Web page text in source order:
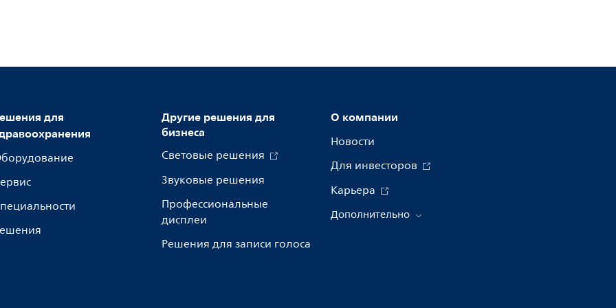
для
Другие решения для
бизнеса
Световые решения
Звуковые решения
Профессиональные
дисплеи
Решения для записи голоса
О компании
Новости
Для инвесторов
Карьера
Дополнительно